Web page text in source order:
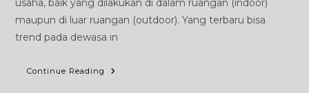
usaha, baik yang dilakukan di dalam ruangan (indoor)
maupun di luar ruangan (outdoor). Yang terbaru bisa
trend pada dewasa in
Continue Reading Neon